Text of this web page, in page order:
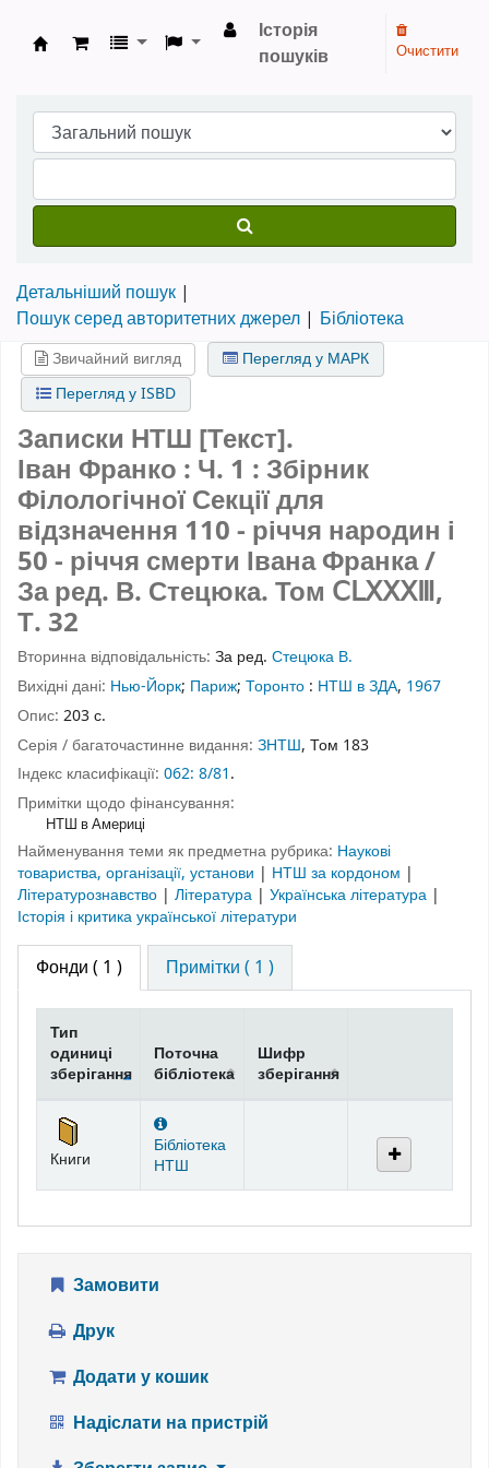
Бібліотека НТШ › Електронний каталог
Історія
пошуків
Очистити
Детальніший пошук
Пошук серед авторитетних джерел
Бібліотека
Звичайний вигляд
Перегляд у МАРК
Перегляд у ISBD
Записки НТШ [Текст].
Іван Франко : Ч. 1 : Збірник
Філологічної Секції для
відзначення 110 - річчя народин і
50 - річчя смерти Івана Франка /
За ред. В. Стецюка.Том ⅭⅬⅩⅩⅩⅢ,
Т. 32
Вторинна відповідальність: За ред. Стецюка В.
Вихідні дані: Нью-Йорк; Париж; Торонто : НТШ в ЗДА, 1967
Опис: 203 с.
Серія / багаточастинне видання: ЗНТШ, Том 183
Індекс класифікації: 062: 8/81.
Примітки щодо фінансування:
НТШ в Америці
Найменування теми як предметна рубрика: Наукові
товариства, організації, установи | НТШ за кордоном |
Літературознавство | Література | Українська література |
Історія і критика української літератури
Фонди ( 1 ) Примітки ( 1 )
Фонди
Тип
одиниці
зберігання
Поточна
бібліотека
Шифр
зберігання
Книги
Бібліотека
НТШ
Замовити
Друк
Додати у кошик
Надіслати на пристрій